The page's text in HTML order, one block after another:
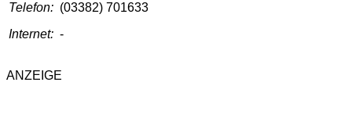
Telefon: (03382) 701633
Internet: -
ANZEIGE